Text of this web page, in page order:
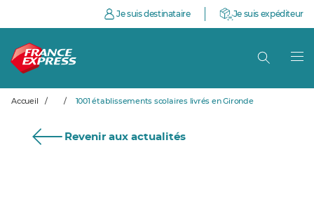
Je suis destinataire Je suis expéditeur
Accueil / / 1001 établissements scolaires livrés en Gironde
Revenir aux actualités